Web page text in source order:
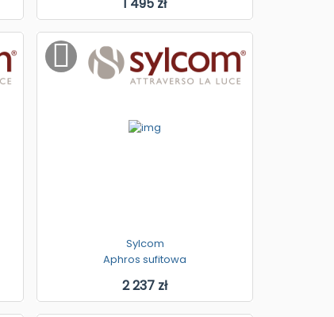
Sylcom
Aphros sufitowa
2 237 zł